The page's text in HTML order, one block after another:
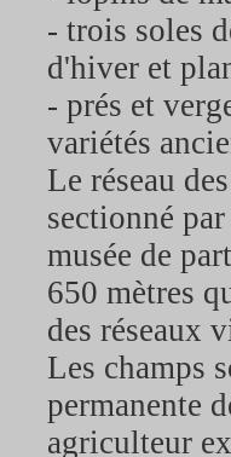
- trois soles
d'hiver et
- prés et
variétés
Le réseau
sectionné
musée de
650 mètres
des réseaux
Les champs
permanente
agriculteur